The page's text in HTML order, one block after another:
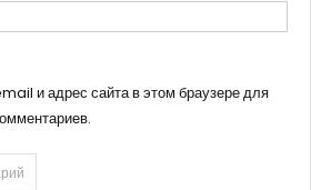
и адрес сайта в этом браузере для